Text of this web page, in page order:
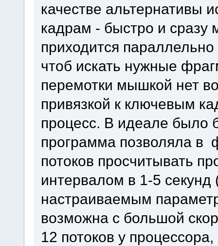
качестве альтернативы
кадрам - быстро и
приходится
чтоб искать нужные
перемотки мышкой нет
привязкой к ключевым
процесс. В идеале было
программа позволяла в
потоков просчитывать
интервалом в 1-5 секунд
настраиваемым
возможна с большой
12 потоков у